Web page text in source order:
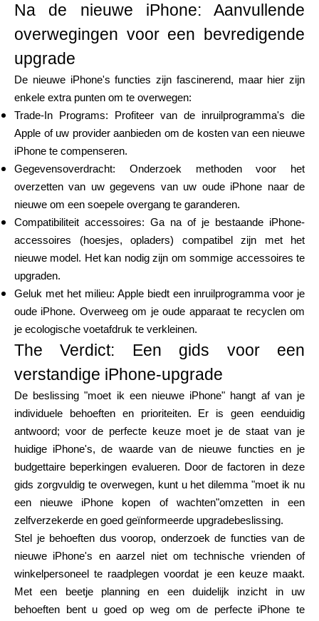
Na de nieuwe iPhone: Aanvullende
overwegingen voor een bevredigende
upgrade
De nieuwe iPhone's functies zijn fascinerend, maar hier zijn
enkele extra punten om te overwegen:
Trade-In Programs: Profiteer van de inruilprogramma's die
Apple of uw provider aanbieden om de kosten van een nieuwe
iPhone te compenseren.
Gegevensoverdracht: Onderzoek methoden voor het
overzetten van uw gegevens van uw oude iPhone naar de
nieuwe om een soepele overgang te garanderen.
Compatibiliteit accessoires: Ga na of je bestaande iPhone-
accessoires (hoesjes, opladers) compatibel zijn met het
nieuwe model. Het kan nodig zijn om sommige accessoires te
upgraden.
Geluk met het milieu: Apple biedt een inruilprogramma voor je
oude iPhone. Overweeg om je oude apparaat te recyclen om
je ecologische voetafdruk te verkleinen.
The Verdict: Een gids voor een
verstandige iPhone-upgrade
De beslissing "moet ik een nieuwe iPhone" hangt af van je
individuele behoeften en prioriteiten. Er is geen eenduidig
antwoord; voor de perfecte keuze moet je de staat van je
huidige iPhone's, de waarde van de nieuwe functies en je
budgettaire beperkingen evalueren. Door de factoren in deze
gids zorgvuldig te overwegen, kunt u het dilemma "moet ik nu
een nieuwe iPhone kopen of wachten"omzetten in een
zelfverzekerde en goed geïnformeerde upgradebeslissing.
Stel je behoeften dus voorop, onderzoek de functies van de
nieuwe iPhone's en aarzel niet om technische vrienden of
winkelpersoneel te raadplegen voordat je een keuze maakt.
Met een beetje planning en een duidelijk inzicht in uw
behoeften bent u goed op weg om de perfecte iPhone te